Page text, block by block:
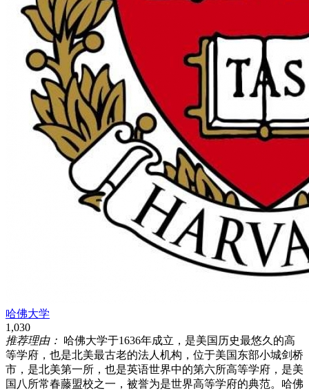
哈佛大学
1,030
推荐理由： 哈佛大学于1636年成立，是美国历史最悠久的高
等学府，也是北美最古老的法人机构，位于美国东部小城剑桥
市，是北美第一所，也是英语世界中的第六所高等学府，是美
国八所常春藤盟校之一，被誉为是世界高等学府的典范。哈佛